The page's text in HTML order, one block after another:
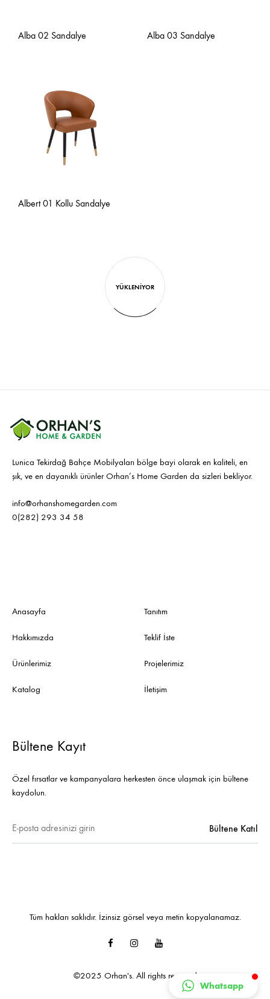
Alba 02 Sandalye Alba 03 Sandalye
Albert 01 Kollu Sandalye
YÜKLENIYOR
Lunica Tekirdağ Bahçe Mobilyaları bölge bayi olarak en kaliteli, en
şık, ve en dayanıklı ürünler Orhan’s Home Garden da sizleri bekliyor.
info@orhanshomegarden.com
0(282) 293 34 58
Anasayfa
Hakkımızda
Ürünlerimiz
Katalog
Tanıtım
Teklif İste
Projelerimiz
İletişim
Bültene Kayıt
Özel fırsatlar ve kampanyalara herkesten önce ulaşmak için bültene
kaydolun.
FacebookInstagramYoutube
©2025 Orhan's. All rights reserved
Tüm hakları saklıdır. İzinsiz görsel veya metin kopyalanamaz.
Whatsapp